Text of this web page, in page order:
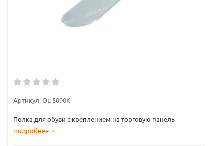
Артикул:OL-5090K
Полка для обуви с креплением на торговую панель
Подробнее